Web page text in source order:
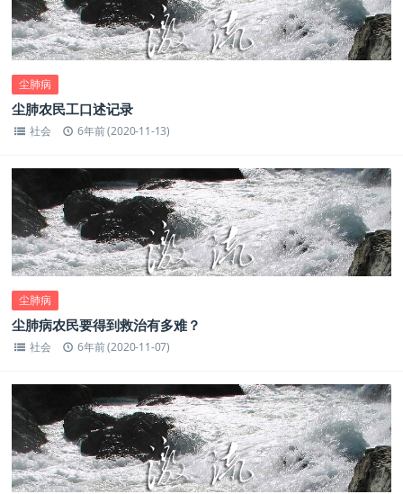
尘肺病
尘肺农民工口述记录
社会 6年前 (2020-11-13)
尘肺病
尘肺病农民要得到救治有多难？
社会 6年前 (2020-11-07)